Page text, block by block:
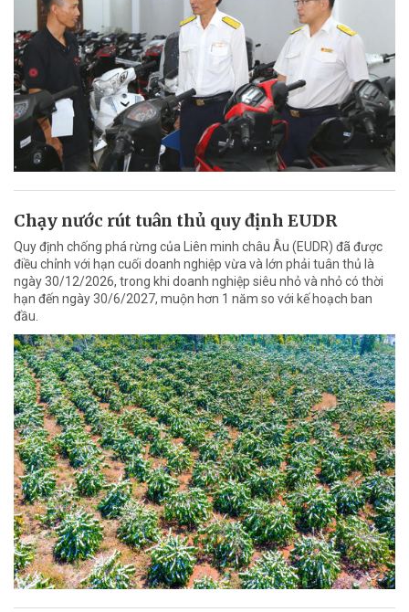
Chạy nước rút tuân thủ quy định EUDR
Quy định chống phá rừng của Liên minh châu Âu (EUDR) đã được
điều chỉnh với hạn cuối doanh nghiệp vừa và lớn phải tuân thủ là
ngày 30/12/2026, trong khi doanh nghiệp siêu nhỏ và nhỏ có thời
hạn đến ngày 30/6/2027, muộn hơn 1 năm so với kế hoạch ban
đầu.